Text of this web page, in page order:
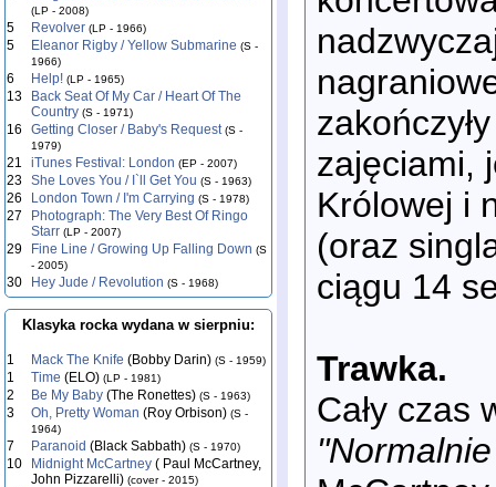
(LP - 2008)
5 Revolver (LP - 1966)
5 Eleanor Rigby / Yellow Submarine (S -
1966)
6 Help! (LP - 1965)
13
Back Seat Of My Car / Heart Of The
Country (S - 1971)
16 Getting Closer / Baby's Request (S -
1979)
21 iTunes Festival: London (EP - 2007)
23 She Loves You / I`ll Get You (S - 1963)
26 London Town / I'm Carrying (S - 1978)
27
Photograph: The Very Best Of Ringo
Starr (LP - 2007)
29 Fine Line / Growing Up Falling Down (S
- 2005)
30 Hey Jude / Revolution (S - 1968)
Klasyka rocka wydana w sierpniu:
1 Mack The Knife (Bobby Darin) (S - 1959)
1 Time (ELO) (LP - 1981)
2 Be My Baby (The Ronettes) (S - 1963)
3 Oh, Pretty Woman (Roy Orbison) (S -
1964)
7 Paranoid (Black Sabbath) (S - 1970)
10 Midnight McCartney ( Paul McCartney,
John Pizzarelli) (cover - 2015)
zajęciami,
Królowej i
(oraz
ciągu 14
Trawka.
Cały czas